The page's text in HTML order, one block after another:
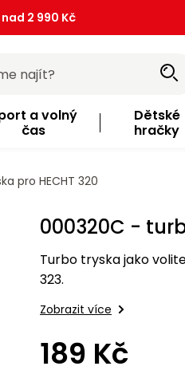
2 990 Kč
a volný
čas
Dětské
hračky
pro HECHT 320
000320C -
Turbo tryska jako
323.
Zobrazit více
189 Kč